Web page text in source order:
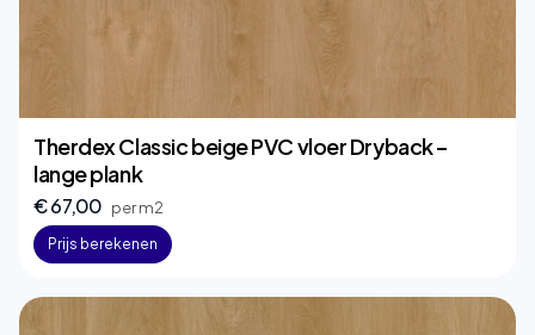
Therdex Classic beige PVC vloer Dryback –
lange plank
€ 67,00 per m2
Prijs berekenen